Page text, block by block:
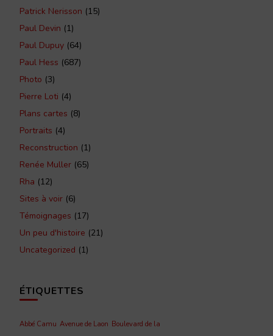
Patrick Nerisson (15)
Paul Devin (1)
Paul Dupuy (64)
Paul Hess (687)
Photo (3)
Pierre Loti (4)
Plans cartes (8)
Portraits (4)
Reconstruction (1)
Renée Muller (65)
Rha (12)
Sites à voir (6)
Témoignages (17)
Un peu d'histoire (21)
Uncategorized (1)
ÉTIQUETTES
Abbé Camu Avenue de Laon Boulevard de la